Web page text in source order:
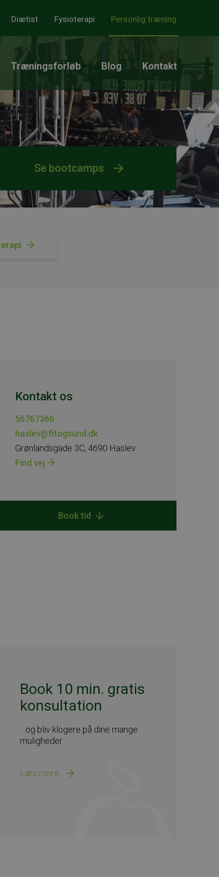
Diætist Fysioterapi Personlig træning
Træningsforløb Blog Kontakt
Se bootcamps
Kontakt os
56767366
haslev@fitogsund.dk
Grønlandsgade 3C, 4690 Haslev
Find vej
Book tid
Book 10 min. gratis
konsultation
…og bliv klogere på dine mange
muligheder
Læs mere